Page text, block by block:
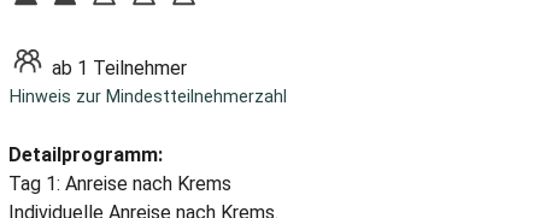
ab 1 Teilnehmer
Hinweis zur Mindestteilnehmerzahl
Detailprogramm:
Tag 1: Anreise nach Krems
Individuelle Anreise nach Krems.